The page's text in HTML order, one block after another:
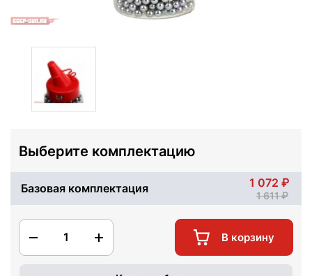
Выберите комплектацию
Базовая комплектация 1 072
1 611
1 В корзину